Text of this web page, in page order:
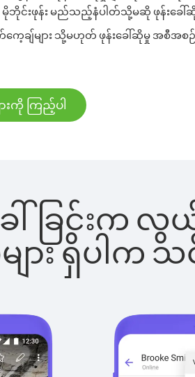
မိုဘိုင်းဖုန်း မည်သည့်နံပါတ်သို့မဆို ဖုန်းခေါ်ဆို
ကေ့ချ်များ သို့မဟုတ် ဖုန်းခေါ်ဆိုမှု အစီအ
းကို ကြည့်ပါ
ခေါ်ခြင်းက
ျား ရှိပါက